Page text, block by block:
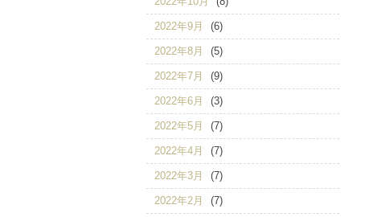
2022年9月 (6)
2022年8月 (5)
2022年7月 (9)
2022年6月 (3)
2022年5月 (7)
2022年4月 (7)
2022年3月 (7)
2022年2月 (7)